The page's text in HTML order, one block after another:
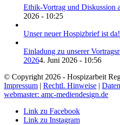
Ethik-Vortrag und Diskussion
2026 - 10:25
Unser neuer Hospizbrief ist da!
Einladung zu unserer
20264. Juni 2026 - 10:56
© Copyright 2026 - Hospizarbeit
Impressum | Rechtl. Hinweise |
webmaster: amc-mediendesign.de
Link zu Facebook
Link zu Instagram